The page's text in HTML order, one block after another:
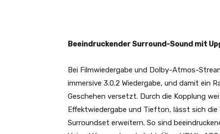
Beeindruckender Surround-Sound mit
Bei Filmwiedergabe und Dolby-Atmos-
immersive 3.0.2 Wiedergabe, und damit ein
Geschehen versetzt. Durch die Kopplung
Effektwiedergabe und Tiefton, lässt sich die
Surroundset erweitern. So sind